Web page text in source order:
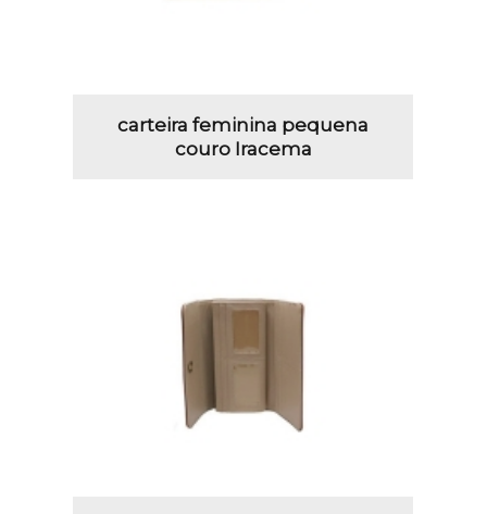
carteira feminina pequena
couro Iracema